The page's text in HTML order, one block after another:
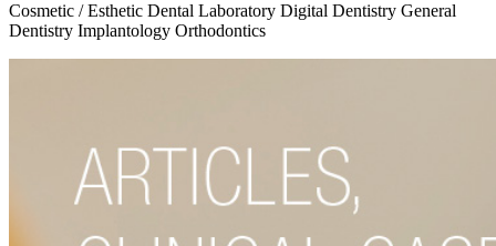
Cosmetic / Esthetic Dental Laboratory Digital Dentistry General
Dentistry Implantology Orthodontics